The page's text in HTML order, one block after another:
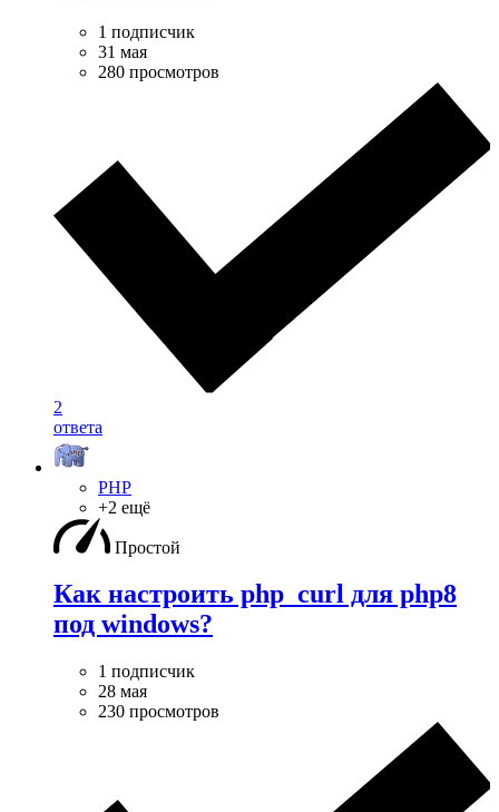
1 подписчик
31 мая
280 просмотров
2
ответа
PHP
+2 ещё
Простой
Как настроить php_curl для php8
под windows?
1 подписчик
28 мая
230 просмотров